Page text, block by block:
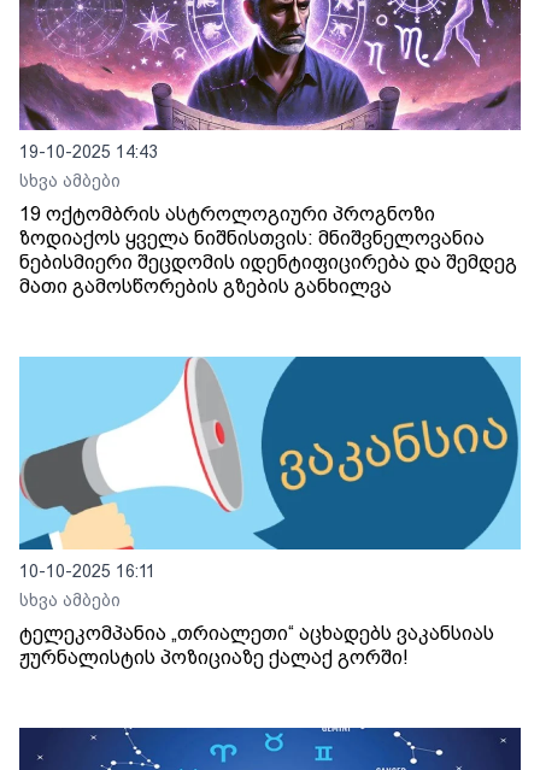
19-10-2025 14:43
სხვა ამბები
19 ოქტომბრის ასტროლოგიური პროგნოზი
ზოდიაქოს ყველა ნიშნისთვის: მნიშვნელოვანია
ნებისმიერი შეცდომის იდენტიფიცირება და შემდეგ
მათი გამოსწორების გზების განხილვა
10-10-2025 16:11
სხვა ამბები
ტელეკომპანია „თრიალეთი“ აცხადებს ვაკანსიას
ჟურნალისტის პოზიციაზე ქალაქ გორში!